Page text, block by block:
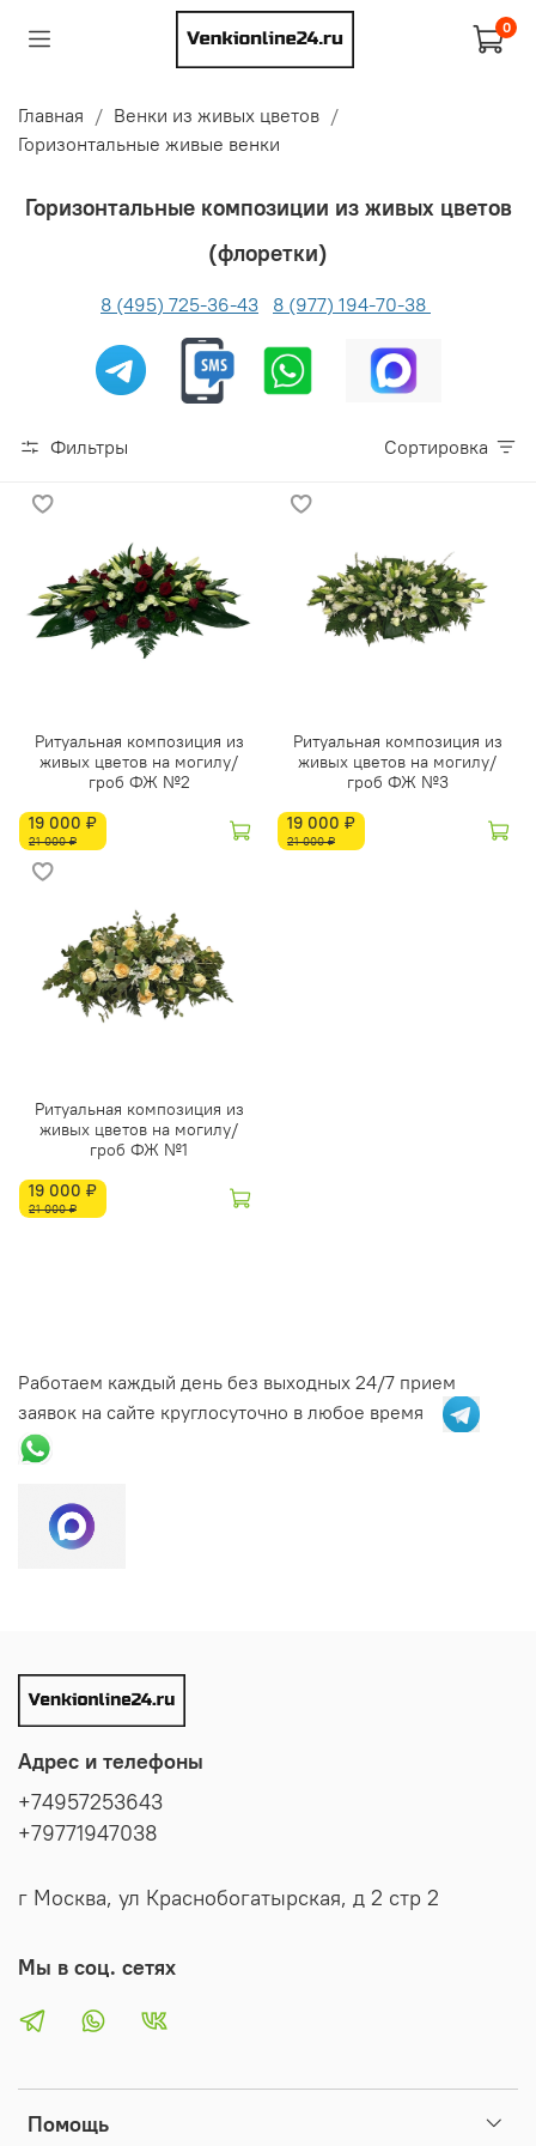
0
Главная
Венки из живых цветов
Горизонтальные живые венки
Горизонтальные композиции из живых цветов
(флоретки)
8 (495) 725-36-43 8 (977) 194-70-38
Фильтры Сортировка
Ритуальная композиция из
живых цветов на могилу/
гроб ФЖ №2
19 000 ₽
21 000 ₽
Ритуальная композиция из
живых цветов на могилу/
гроб ФЖ №3
19 000 ₽
21 000 ₽
Ритуальная композиция из
живых цветов на могилу/
гроб ФЖ №1
19 000 ₽
21 000 ₽
Работаем каждый день без выходных 24/7 прием
заявок на сайте круглосуточно в любое время
Помощь
Адрес и телефоны
+74957253643
+79771947038
г Москва, ул Краснобогатырская, д 2 стр 2
Мы в соц. сетях